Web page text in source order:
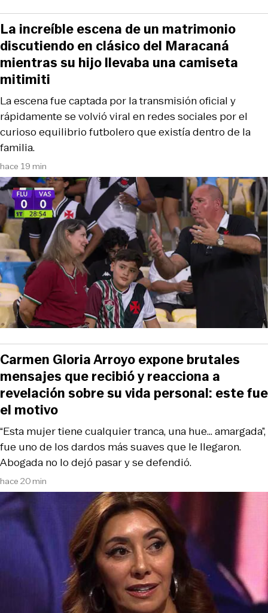
hace 19 min
La escena fue captada por la transmisión oficial y
rápidamente se volvió viral en redes sociales por el
curioso equilibrio futbolero que existía dentro de la
familia.
La increíble escena de un matrimonio
discutiendo en clásico del Maracaná
mientras su hijo llevaba una camiseta
mitimiti
hace 20 min
“Esta mujer tiene cualquier tranca, una hue... amargada”,
fue uno de los dardos más suaves que le llegaron.
Abogada no lo dejó pasar y se defendió.
Carmen Gloria Arroyo expone brutales
mensajes que recibió y reacciona a
revelación sobre su vida personal: este fue
el motivo